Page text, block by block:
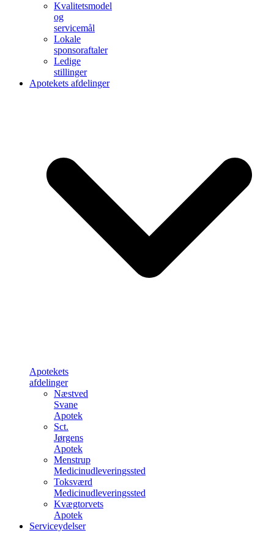
Kvalitetsmodel
og
servicemål
Lokale
sponsoraftaler
Ledige
stillinger
Apotekets afdelinger
Apotekets
afdelinger
Næstved
Svane
Apotek
Sct.
Jørgens
Apotek
Menstrup
Medicinudleveringssted
Toksværd
Medicinudleveringssted
Kvægtorvets
Apotek
Serviceydelser